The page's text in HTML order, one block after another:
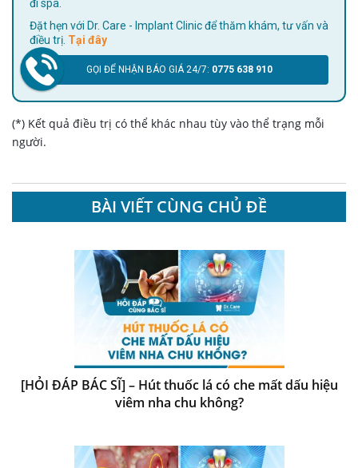
đi spa.
Đặt hẹn với Dr. Care - Implant Clinic để thăm khám, tư vấn và
điều trị. Tại đây
GỌI ĐỂ NHẬN BÁO GIÁ 24/7: 0775 638 910
(*) Kết quả điều trị có thể khác nhau tùy vào thể trạng mỗi
người.
BÀI VIẾT CÙNG CHỦ ĐỀ
[HỎI ĐÁP BÁC SĨ] – Hút thuốc lá có che mất dấu hiệu
viêm nha chu không?